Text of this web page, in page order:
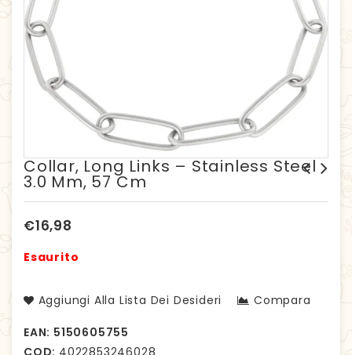
Collar, Long Links – Stainless Steel
3.0 Mm, 57 Cm
€16,98
Esaurito
Aggiungi Alla Lista Dei Desideri Compara
EAN: 5150605755
COD: 4022853246028